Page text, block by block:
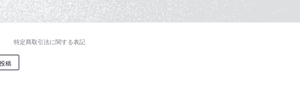
特定商取引法に関する表記
稿